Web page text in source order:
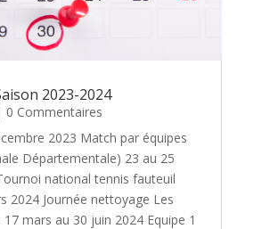
2023-2024
Commentaires
2023 Match par équipes
Départementale) 23 au 25
national tennis fauteuil
2024 Journée nettoyage Les
mars au 30 juin 2024 Equipe 1